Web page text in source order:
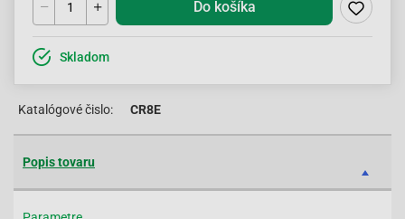
Do košíka
Skladom
Katalógové čislo: CR8E
Popis tovaru